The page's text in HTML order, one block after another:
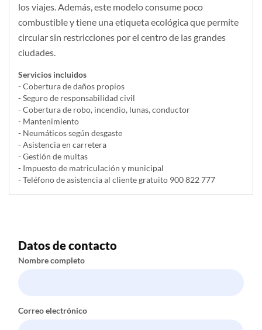
los viajes. Además, este modelo consume poco
combustible y tiene una etiqueta ecológica que permite
circular sin restricciones por el centro de las grandes
ciudades.
Servicios incluidos
- Cobertura de daños propios
- Seguro de responsabilidad civil
- Cobertura de robo, incendio, lunas, conductor
- Mantenimiento
- Neumáticos según desgaste
- Asistencia en carretera
- Gestión de multas
- Impuesto de matriculación y municipal
- Teléfono de asistencia al cliente gratuito 900 822 777
Datos de contacto
Nombre completo
Correo electrónico